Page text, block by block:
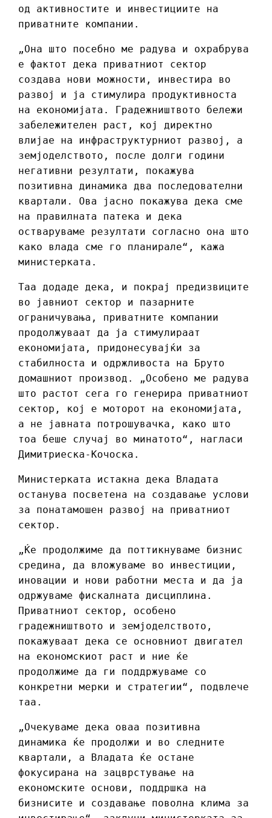
од активностите и инвестициите на
приватните компании.
„Она што посебно ме радува и охрабрува
е фактот дека приватниот сектор
создава нови можности, инвестира во
развој и ја стимулира продуктивноста
на економијата. Градежништвото бележи
забележителен раст, кој директно
влијае на инфраструктурниот развој, а
земјоделството, после долги години
негативни резултати, покажува
позитивна динамика два последователни
квартали. Ова јасно покажува дека сме
на правилната патека и дека
остваруваме резултати согласно она што
како влада сме го планирале“, кажа
министерката.
Таа додаде дека, и покрај предизвиците
во јавниот сектор и пазарните
ограничувања, приватните компании
продолжуваат да ја стимулираат
економијата, придонесувајќи за
стабилноста и одржливоста на Бруто
домашниот производ. „Особено ме радува
што растот сега го генерира приватниот
сектор, кој е моторот на економијата,
а не јавната потрошувачка, како што
тоа беше случај во минатото“, нагласи
Димитриеска-Кочоска.
Министерката истакна дека Владата
останува посветена на создавање услови
за понатамошен развој на приватниот
сектор.
„Ќе продолжиме да поттикнуваме бизнис
средина, да вложуваме во инвестиции,
иновации и нови работни места и да ја
одржуваме фискалната дисциплина.
Приватниот сектор, особено
градежништвото и земјоделството,
покажуваат дека се основниот двигател
на економскиот раст и ние ќе
продолжиме да ги поддржуваме со
конкретни мерки и стратегии“, подвлече
таа.
„Очекуваме дека оваа позитивна
динамика ќе продолжи и во следните
квартали, а Владата ќе остане
фокусирана на зацврстување на
економските основи, поддршка на
бизнисите и создавање поволна клима за